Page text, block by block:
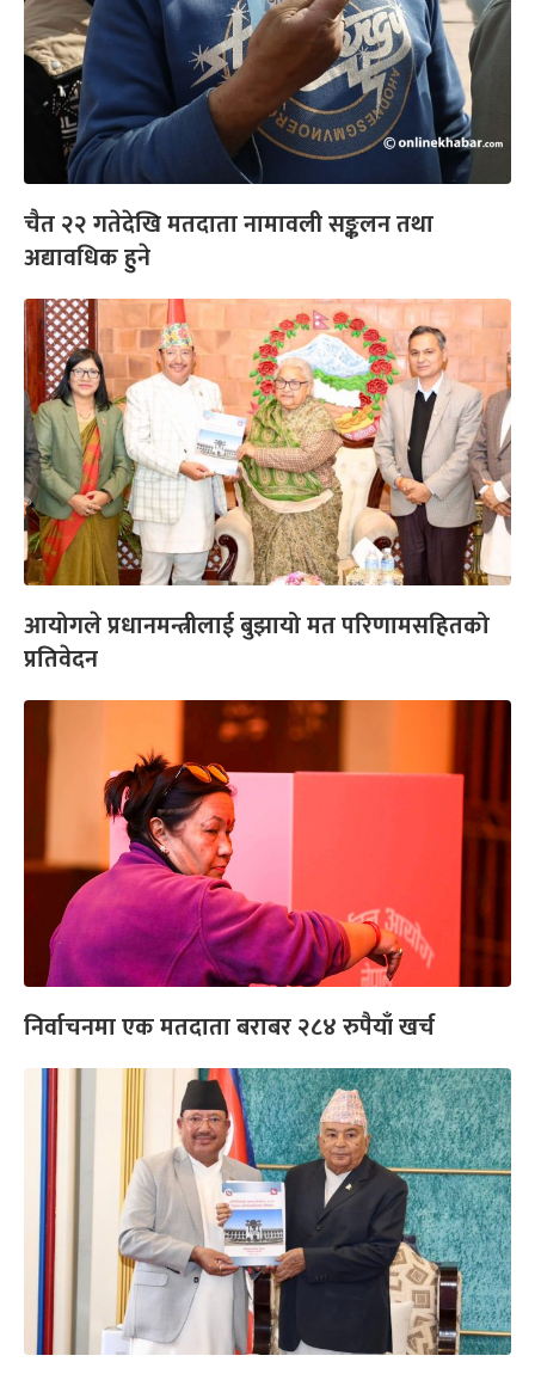
चैत २२ गतेदेखि मतदाता नामावली सङ्कलन तथा
अद्यावधिक हुने
आयोगले प्रधानमन्त्रीलाई बुझायो मत परिणामसहितको
प्रतिवेदन
निर्वाचनमा एक मतदाता बराबर २८४ रुपैयाँ खर्च